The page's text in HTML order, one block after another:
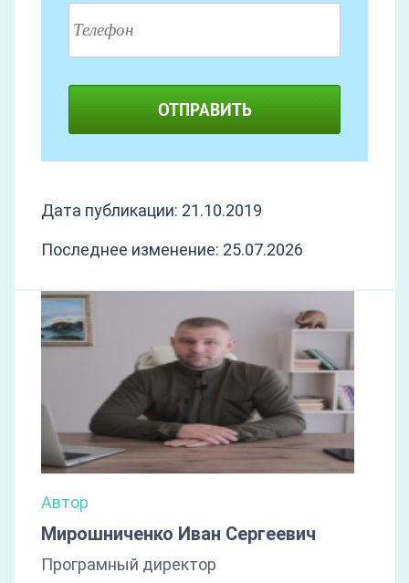
ОТПРАВИТЬ
Дата публикации: 21.10.2019
Последнее изменение: 25.07.2026
Автор
Мирошниченко Иван Сергеевич
Програмный директор